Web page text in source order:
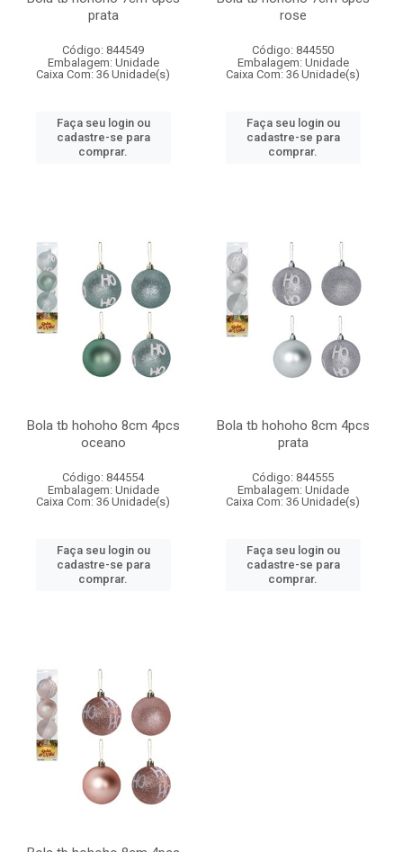
prata
Código: 844549
Embalagem: Unidade
Caixa Com: 36 Unidade(s)
Faça seu login ou
cadastre-se para
comprar.
rose
Código: 844550
Embalagem: Unidade
Caixa Com: 36 Unidade(s)
Faça seu login ou
cadastre-se para
comprar.
Bola tb hohoho 8cm 4pcs
oceano
Código: 844554
Embalagem: Unidade
Caixa Com: 36 Unidade(s)
Faça seu login ou
cadastre-se para
comprar.
Bola tb hohoho 8cm 4pcs
prata
Código: 844555
Embalagem: Unidade
Caixa Com: 36 Unidade(s)
Faça seu login ou
cadastre-se para
comprar.